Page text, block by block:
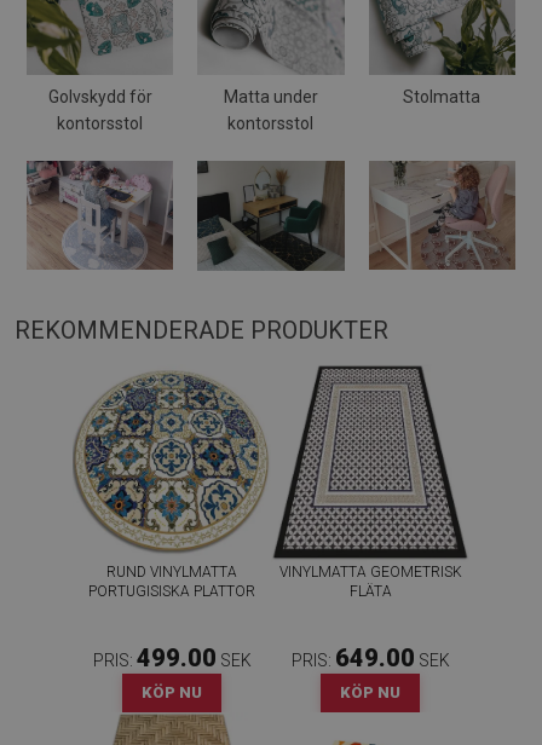
Golvskydd för
kontorsstol
Matta under
kontorsstol
Stolmatta
REKOMMENDERADE PRODUKTER
RUND VINYLMATTA
PORTUGISISKA PLATTOR
PRIS: 499.00 SEK
KÖP NU
VINYLMATTA GEOMETRISK
FLÄTA
PRIS: 649.00 SEK
KÖP NU